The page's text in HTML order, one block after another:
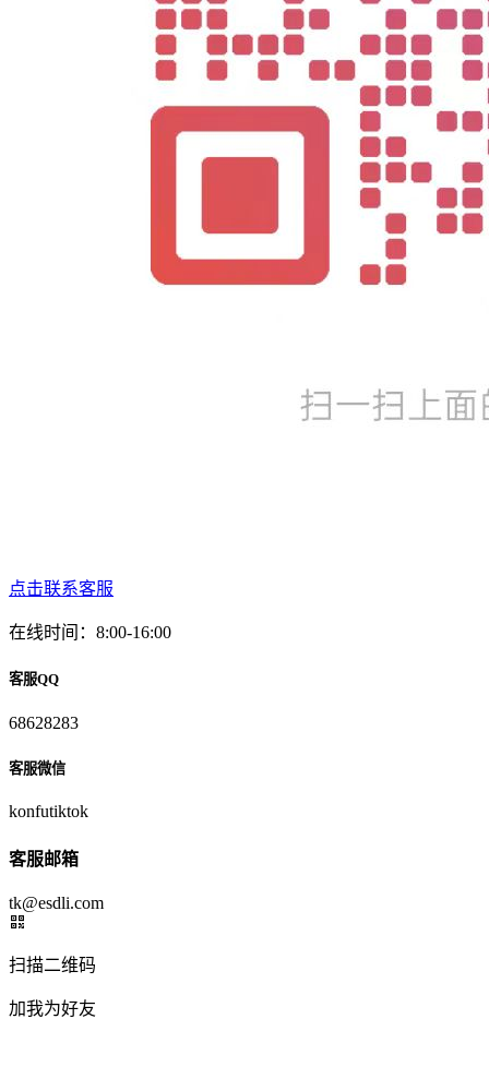
点击联系客服
在线时间：8:00-16:00
客服QQ
68628283
客服微信
konfutiktok
客服邮箱
tk@esdli.com
扫描二维码
加我为好友